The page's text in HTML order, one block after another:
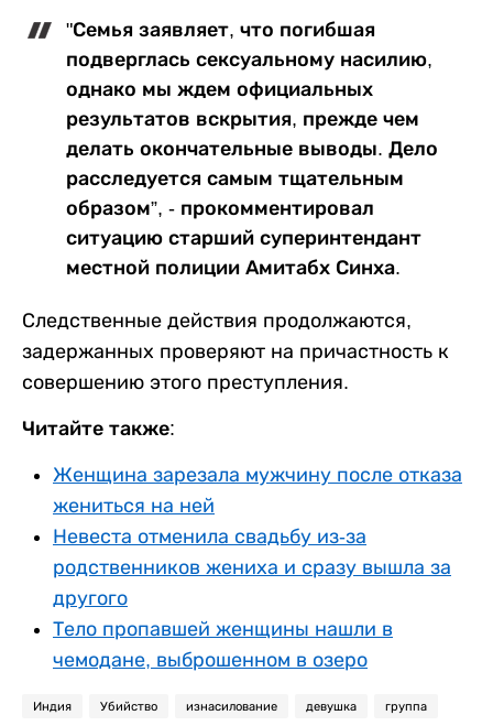
"Семья заявляет, что погибшая
подверглась сексуальному насилию,
однако мы ждем официальных
результатов вскрытия, прежде чем
делать окончательные выводы. Дело
расследуется самым тщательным
образом”, - прокомментировал
ситуацию старший суперинтендант
местной полиции Амитабх Синха.
Следственные действия продолжаются,
задержанных проверяют на причастность к
совершению этого преступления.
Читайте также:
Женщина зарезала мужчину после отказа
жениться на ней
Невеста отменила свадьбу из-за
родственников жениха и сразу вышла за
другого
Тело пропавшей женщины нашли в
чемодане, выброшенном в озеро
Индия Убийство изнасилование девушка группа